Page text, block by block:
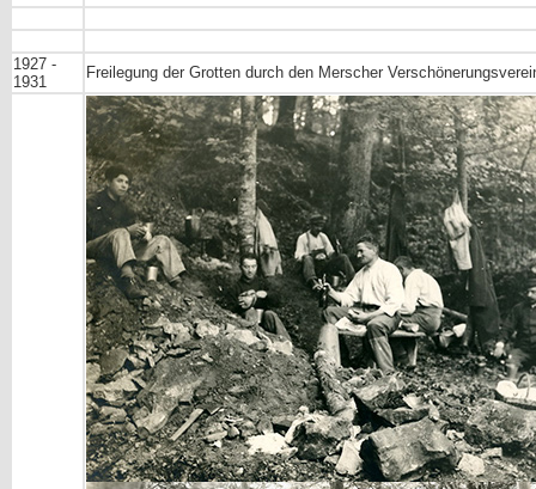
1927 -
1931
Freilegung der Grotten durch den Merscher